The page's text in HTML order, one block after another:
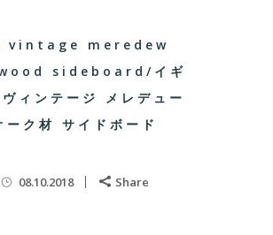
vintage meredew
sideboard/イギ
ィンテージ メレデュー
ーク材 サイドボード
08.10.2018 Share